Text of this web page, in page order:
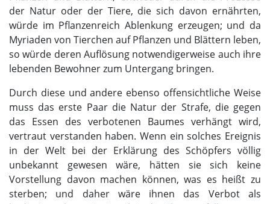
der Natur oder der Tiere, die sich davon ernährten,
würde im Pflanzenreich Ablenkung erzeugen; und da
Myriaden von Tierchen auf Pflanzen und Blättern leben,
so würde deren Auflösung notwendigerweise auch ihre
lebenden Bewohner zum Untergang bringen.
Durch diese und andere ebenso offensichtliche Weise
muss das erste Paar die Natur der Strafe, die gegen
das Essen des verbotenen Baumes verhängt wird,
vertraut verstanden haben. Wenn ein solches Ereignis
in der Welt bei der Erklärung des Schöpfers völlig
unbekannt gewesen wäre, hätten sie sich keine
Vorstellung davon machen können, was es heißt zu
sterben; und daher wäre ihnen das Verbot als